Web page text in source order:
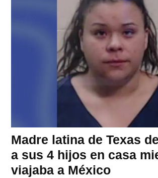
Madre latina de Texas
a sus 4 hijos en casa
viajaba a México